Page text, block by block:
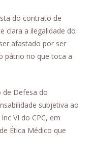
do contrato de
clara a ilegalidade do
afastado por ser
pátrio no que toca a
de Defesa do
subjetiva ao
VI do CPC, em
Ética Médico que